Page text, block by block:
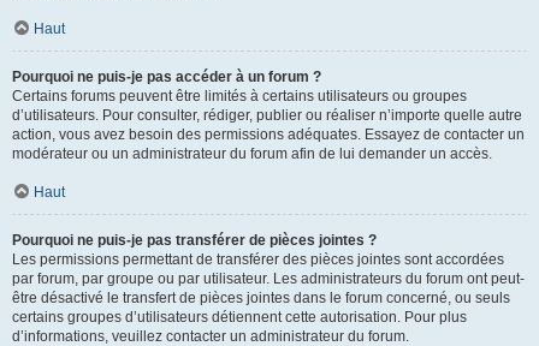
Haut
Pourquoi ne puis-je pas accéder à un forum ?
Certains forums peuvent être limités à certains utilisateurs ou groupes
d’utilisateurs. Pour consulter, rédiger, publier ou réaliser n’importe quelle autre
action, vous avez besoin des permissions adéquates. Essayez de contacter un
modérateur ou un administrateur du forum afin de lui demander un accès.
Haut
Pourquoi ne puis-je pas transférer de pièces jointes ?
Les permissions permettant de transférer des pièces jointes sont accordées
par forum, par groupe ou par utilisateur. Les administrateurs du forum ont peut-
être désactivé le transfert de pièces jointes dans le forum concerné, ou seuls
certains groupes d’utilisateurs détiennent cette autorisation. Pour plus
d’informations, veuillez contacter un administrateur du forum.